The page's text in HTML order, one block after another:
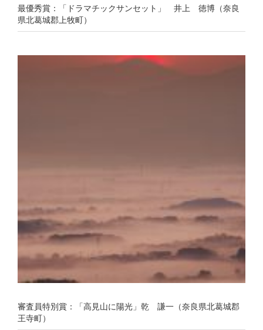
最優秀賞：「ドラマチックサンセット」 井上 徳博（奈良
県北葛城郡上牧町）
審査員特別賞：「高見山に陽光」乾 謙一（奈良県北葛城郡
王寺町）